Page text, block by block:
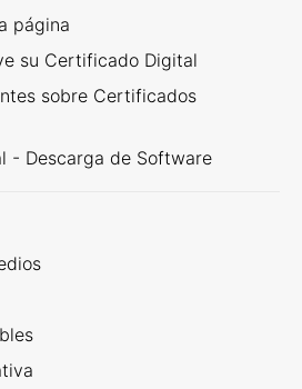
página
su Certificado Digital
sobre Certificados
- Descarga de Software